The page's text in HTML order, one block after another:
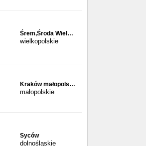
Śrem,Środa Wiel…
wielkopolskie
Kraków małopols…
małopolskie
Syców
dolnośląskie